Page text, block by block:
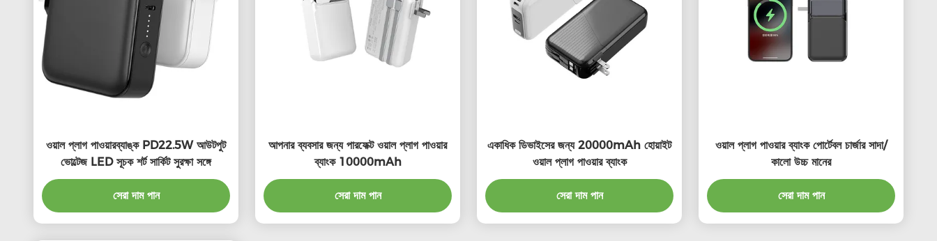
ওয়াল প্লাগ পাওয়ারব্যাঙ্ক PD22.5W আউটপুট
ভোল্টেজ LED সূচক শর্ট সার্কিট সুরক্ষা সঙ্গে
সেরা দাম পান
আপনার ব্যবসার জন্য পারফেক্ট ওয়াল প্লাগ পাওয়ার
ব্যাংক 10000mAh
সেরা দাম পান
একাধিক ডিভাইসের জন্য 20000mAh হোয়াইট
ওয়াল প্লাগ পাওয়ার ব্যাংক
সেরা দাম পান
ওয়াল প্লাগ পাওয়ার ব্যাংক পোর্টেবল চার্জার সাদা/
কালো উচ্চ মানের
সেরা দাম পান